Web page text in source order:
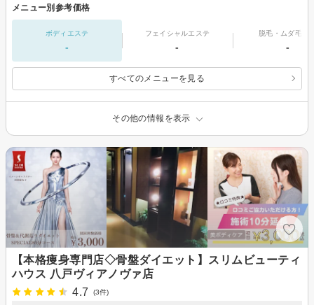
メニュー別参考価格
ボディエステ
-
フェイシャルエステ
-
脱毛・ムダ毛処
-
すべてのメニューを見る
その他の情報を表示
【本格痩身専門店◇骨盤ダイエット】スリムビューティ
ハウス 八戸ヴィアノヴァ店
4.7
(3件)